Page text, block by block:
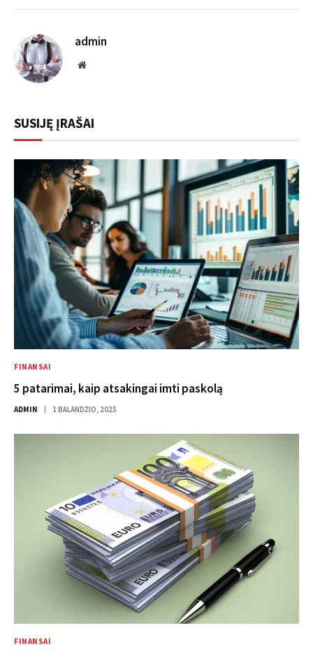
admin
Website
SUSIJĘ ĮRAŠAI
FINANSAI
5 patarimai, kaip atsakingai imti paskolą
ADMIN 1 BALANDŽIO, 2025
FINANSAI